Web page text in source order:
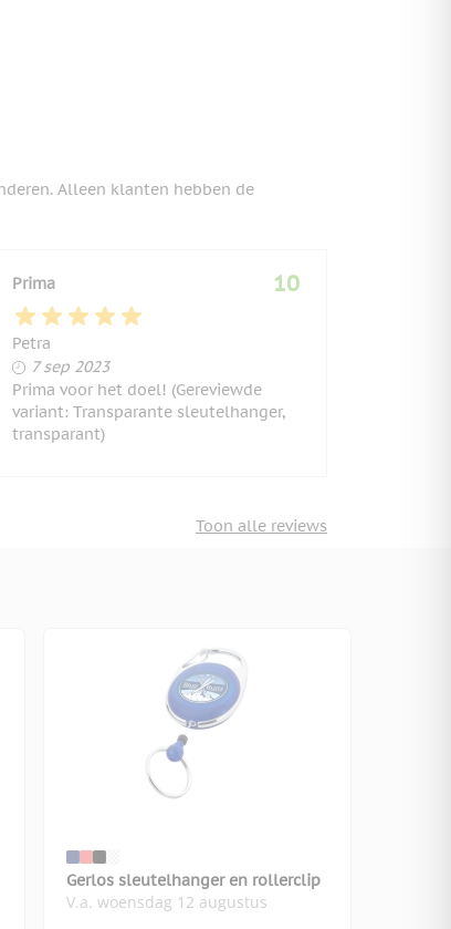
Alleen klanten hebben de
Prima
Petra
7 september 2023
7 sep 2023
10
Prima voor het doel! (Gereviewde
variant: Transparante sleutelhanger,
transparant)
Toon alle reviews
Gerlos sleutelhanger en rollerclip
V.a. woensdag 12 augustus